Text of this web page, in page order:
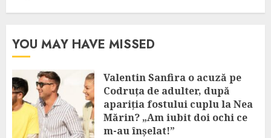
YOU MAY HAVE MISSED
Valentin Sanfira o acuză pe
Codruța de adulter, după
apariția fostului cuplu la Nea
Mărin? „Am iubit doi ochi ce
m-au înșelat!”